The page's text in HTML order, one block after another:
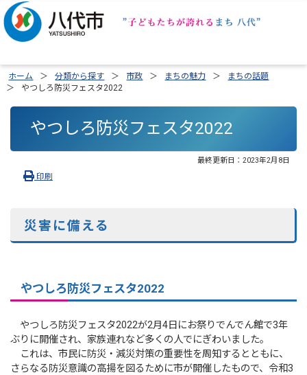
ホーム 分類から探す 市政 まちの魅力
まちの話題
やつしろ防災フェスタ2022
やつしろ防災フェスタ2022
最終更新日： 2023年2月8日
印刷
災害に備える
やつしろ防災フェスタ2022
やつしろ防災フェスタ2022が2月4日にお祭りでんでん館で3年
ぶりに開催され、家族連れなど多くの人でにぎわいました。
これは、市民に防災・減災対策の重要性を周知するとともに、
さらなる防災意識の高揚を図るために市が開催したもので、令和3